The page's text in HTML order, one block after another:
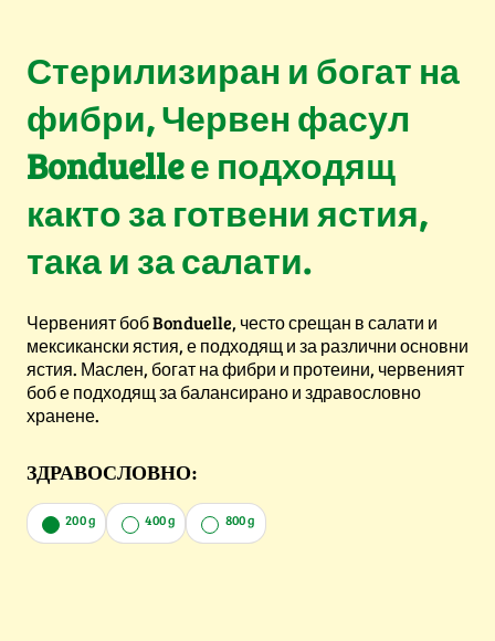
Стерилизиран и богат на
фибри, Червен фасул
Bonduelle е подходящ
както за готвени ястия,
така и за салати.
Червеният боб Bonduelle, често срещан в салати и
мексикански ястия, е подходящ и за различни основни
ястия. Маслен, богат на фибри и протеини, червеният
боб е подходящ за балансирано и здравословно
хранене.
ЗДРАВОСЛОВНО:
200 g 400 g 800 g